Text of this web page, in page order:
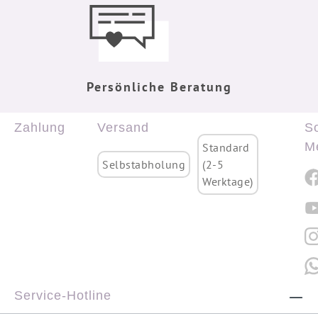
Persönliche Beratung
Zahlung Versand
Selbstabholung
Standard
(2-5
Werktage)
Service-Hotline